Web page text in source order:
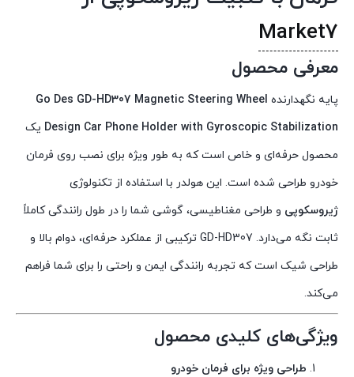
Market7
معرفی محصول
پایه نگهدارنده Go Des GD-HD307 Magnetic Steering Wheel
Design Car Phone Holder with Gyroscopic Stabilization یک
محصول حرفه‌ای و خاص است که به طور ویژه برای نصب روی فرمان
خودرو طراحی شده است. این هولدر با استفاده از تکنولوژی
ژیروسکوپی و طراحی مغناطیسی، گوشی شما را در طول رانندگی کاملاً
ثابت نگه می‌دارد. GD-HD307 ترکیبی از عملکرد حرفه‌ای، دوام بالا و
طراحی شیک است که تجربه رانندگی ایمن و راحتی را برای شما فراهم
می‌کند.
ویژگی‌های کلیدی محصول
طراحی ویژه برای فرمان خودرو